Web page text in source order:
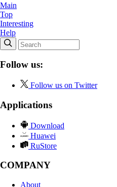
Main
Top
Interesting
Help
Follow us:
Follow us on Twitter
Applications
Download
Huawei
RuStore
COMPANY
About